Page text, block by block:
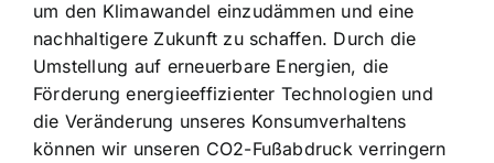
um den Klimawandel einzudämmen und eine
nachhaltigere Zukunft zu schaffen. Durch die
Umstellung auf erneuerbare Energien, die
Förderung energieeffizienter Technologien und
die Veränderung unseres Konsumverhaltens
können wir unseren CO2-Fußabdruck verringern